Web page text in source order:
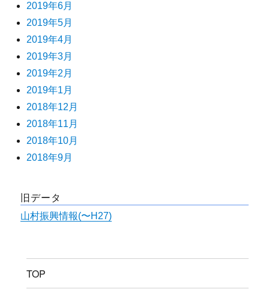
2019年6月
2019年5月
2019年4月
2019年3月
2019年2月
2019年1月
2018年12月
2018年11月
2018年10月
2018年9月
旧データ
山村振興情報(〜H27)
TOP